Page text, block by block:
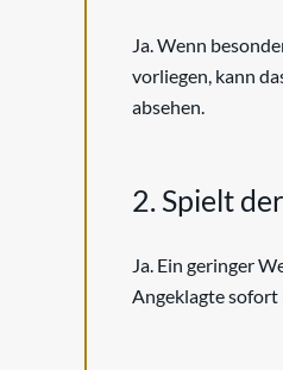
Ja. Wenn
vorliegen, kann
absehen.
2. Spielt
Ja. Ein geringer
Angeklagte sofort